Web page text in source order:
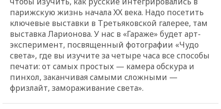
парижскую жизнь начала ХХ века. Надо посетить
ключевые выставки в Третьяковской галерее, там
выставка Ларионова. У нас в «Гараже» будет арт-
эксперимент, посвященный фотографии «Чудо
света», где вы изучите за четыре часа все способы
печати: от самых простых — камера обскура и
пинхол, заканчивая самыми сложными —
фризлайт, замораживание света».